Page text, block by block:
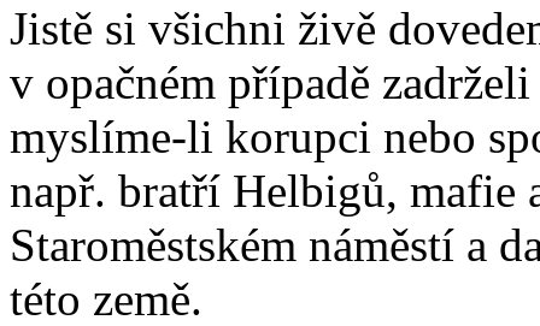
Jistě si všichni živě
v opačném případě
myslíme-li korupci nebo
např. bratří Helbigů, mafie
Staroměstském náměstí a
této země.